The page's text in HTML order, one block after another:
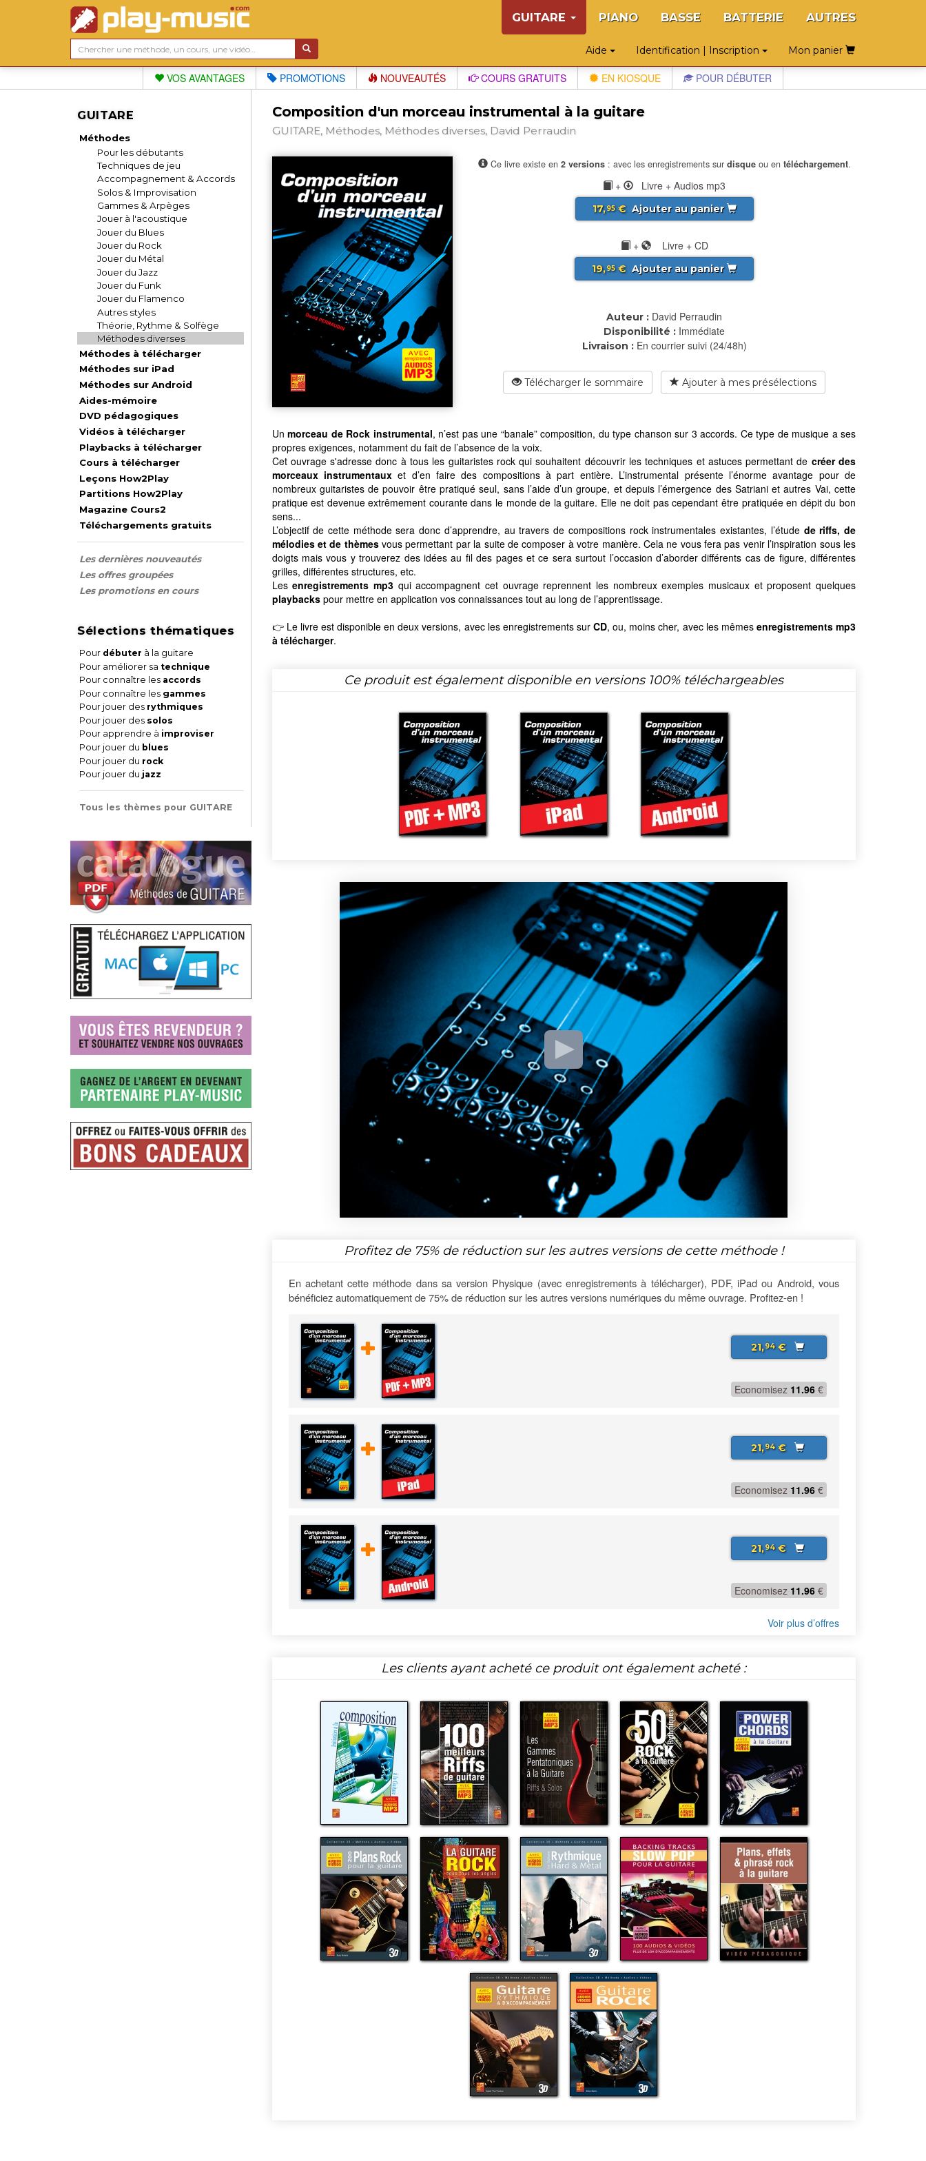
GUITARE PIANO BASSE BATTERIE AUTRES
Aide Identification | Inscription Mon panier
VOS AVANTAGES PROMOTIONS NOUVEAUTÉS COURS GRATUITS EN KIOSQUE POUR DÉBUTER
GUITARE
Méthodes
Pour les débutants
Techniques de jeu
Accompagnement & Accords
Solos & Improvisation
Gammes & Arpèges
Jouer à l'acoustique
Jouer du Blues
Jouer du Rock
Jouer du Métal
Jouer du Jazz
Jouer du Funk
Jouer du Flamenco
Autres styles
Théorie, Rythme & Solfège
Méthodes diverses
Méthodes à télécharger
Méthodes sur iPad
Méthodes sur Android
Aides-mémoire
DVD pédagogiques
Vidéos à télécharger
Playbacks à télécharger
Cours à télécharger
Leçons How2Play
Partitions How2Play
Magazine Cours2
Téléchargements gratuits
Les dernières nouveautés
Les offres groupées
Les promotions en cours
Sélections thématiques
Pour débuter à la guitare
Pour améliorer sa technique
Pour connaître les accords
Pour connaître les gammes
Pour jouer des rythmiques
Pour jouer des solos
Pour apprendre à improviser
Pour jouer du blues
Pour jouer du rock
Pour jouer du jazz
Tous les thèmes pour GUITARE
Composition d'un morceau instrumental à la guitare
GUITARE, Méthodes, Méthodes diverses, David Perraudin
Ce livre existe en 2 versions: avec les enregistrements sur disqueou en téléchargement.
+ Livre + Audios mp3
17,95€ Ajouter au panier
+ Livre + CD
19,95€ Ajouter au panier
Auteur : David Perraudin
Disponibilité : Immédiate
Livraison : En courrier suivi (24/48h)
Télécharger le sommaire Ajouter à mes présélections
Un morceau de Rock instrumental, n’est pas une “banale” composition, du type chanson sur 3 accords. Ce type de musique a ses
propres exigences, notamment du fait de l’absence de la voix.
Cet ouvrage s'adresse donc à tous les guitaristes rock qui souhaitent découvrir les techniques et astuces permettant de créer des
morceaux instrumentauxet d’en faire des compositions à part entière. L’instrumental présente l’énorme avantage pour de
nombreux guitaristes de pouvoir être pratiqué seul, sans l’aide d’un groupe, et depuis l’émergence des Satriani et autres Vai, cette
pratique est devenue extrêmement courante dans le monde de la guitare. Elle ne doit pas cependant être pratiquée en dépit du bon
sens...
L’objectif de cette méthode sera donc d’apprendre, au travers de compositions rock instrumentales existantes, l’étude de riffs, de
mélodies et de thèmesvous permettant par la suite de composer à votre manière. Cela ne vous fera pas venir l’inspiration sous les
doigts mais vous y trouverez des idées au fil des pages et ce sera surtout l’occasion d’aborder différents cas de figure, différentes
grilles, différentes structures, etc.
Lesenregistrements mp3qui accompagnent cet ouvrage reprennent les nombreux exemples musicaux et proposent quelques
playbackspour mettre en application vos connaissances tout au long de l’apprentissage.
👉 Le livre est disponible en deux versions, avec les enregistrements surCD, ou, moins cher, avec les mêmes enregistrements mp3
à télécharger.
Ce produit est également disponible en versions 100% téléchargeables
Profitez de 75%de réduction sur les autres versions de cette méthode !
En achetant cette méthode dans sa version Physique (avec enregistrements à télécharger), PDF, iPad ou Android, vous
bénéficiez automatiquement de 75% de réduction sur les autres versions numériques du même ouvrage. Profitez-en !
21,94€
Economisez 11.96 €
21,94€
Economisez 11.96 €
21,94€
Economisez 11.96 €
Voir plus d’offres
Les clients ayant acheté ce produit ont également acheté :